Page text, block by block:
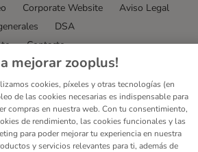
Corporate Website
Aviso Legal
DSA
Contacto
entrega
Formas de pago
Protección de datos
mejorar zooplus!
cookies, píxeles y otras tecnologías (en
de las cookies necesarias es indispensable para
compras en nuestra web. Con tu consentimiento,
de rendimiento, las cookies funcionales y las
para poder mejorar tu experiencia en nuestra
y servicios relevantes para ti, además de